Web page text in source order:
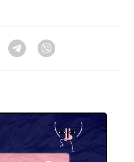
Twitter Telegram